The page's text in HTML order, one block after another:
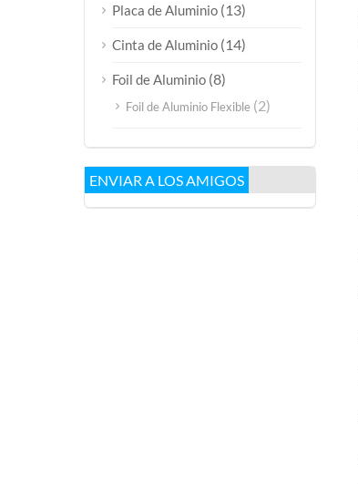
Placa de Aluminio (13)
Cinta de Aluminio (14)
Foil de Aluminio (8)
Foil de Aluminio Flexible (2)
ENVIAR A LOS AMIGOS